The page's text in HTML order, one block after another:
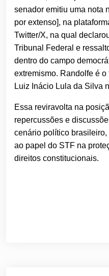
senador emitiu uma nota
por extenso], na
Twitter/X, na qual
Tribunal Federal e
dentro do campo
extremismo. Randolfe é
Luiz Inácio Lula da Silva
Essa reviravolta na
repercussões e
cenário político
ao papel do STF na
direitos constitucionais.